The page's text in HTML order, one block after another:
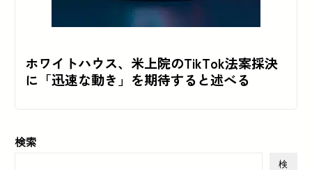
ホワイトハウス、米上院のTikTok法案採決
に「迅速な動き」を期待すると述べる
検索
検